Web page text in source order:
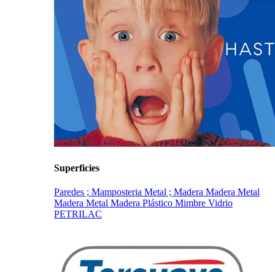
Superficies
Paredes ; Mamposteria Metal ; Madera Madera Metal
Madera Metal Madera Plástico Mimbre Vidrio
PETRILAC